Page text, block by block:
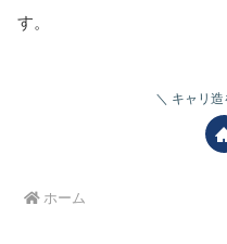
す。
キャリ
ホーム